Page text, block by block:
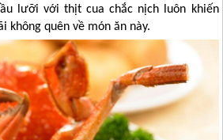
lưỡi với thịt cua chắc nịch luôn khiến
không quên về món ăn này.